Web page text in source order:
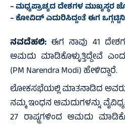
– ಮಧ್ಯಪ್ರಾಚ್ಯದ ದೇಶಗಳ ಮುಖ್ಯಸ್ಥರ
– ಕೋವಿಡ್‌ ಎದುರಿಸಿದ್ದಂತೆ ಈಗ
ನವದೆಹಲಿ: ಈಗ ನಾವು 41
ಆಮದು ಮಾಡಿಕೊಳ್ಳುತ್ತಿದ್ದೇವೆ
(PM Narendra Modi) ಹೇಳಿದ್ದಾರೆ.
ಲೋಕಸಭೆಯಲ್ಲಿ ಮಾತನಾಡಿದ ಅವರು,
ನಮ್ಮ ಇಂಧನ ಆಮದುಗಳನ್ನು
27 ರಾಷ್ಟ್ರಗಳಿಂದ ಆಮದು